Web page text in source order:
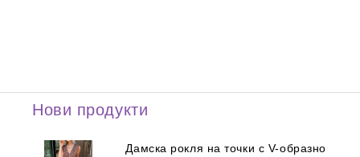
Нови продукти
Дамска рокля на точки с V-образно